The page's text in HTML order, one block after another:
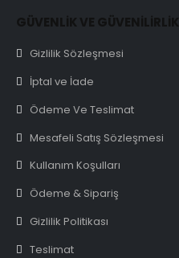
GÜVENLİK VE GÜVENİLİRLİK
Gizlilik Sözleşmesi
İptal ve İade
Ödeme Ve Teslimat
Mesafeli Satış Sözleşmesi
Kullanım Koşulları
Ödeme & Sipariş
Gizlilik Politikası
Teslimat